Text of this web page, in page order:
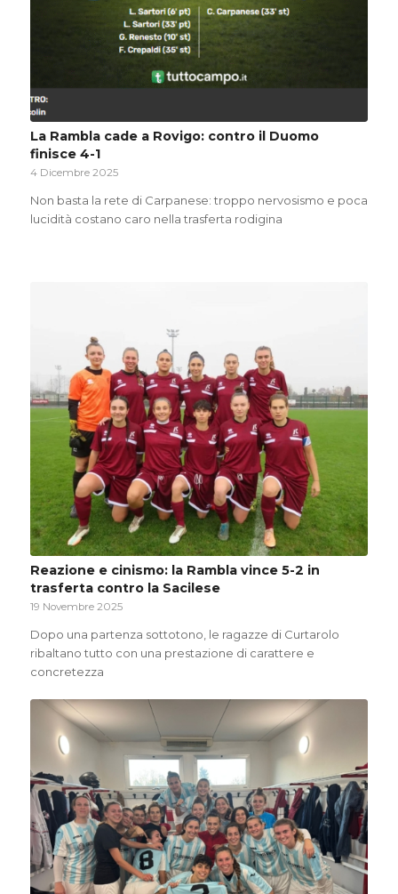
La Rambla cade a Rovigo: contro il Duomo
finisce 4-1
4 Dicembre 2025
Non basta la rete di Carpanese: troppo nervosismo e poca
lucidità costano caro nella trasferta rodigina
Reazione e cinismo: la Rambla vince 5-2 in
trasferta contro la Sacilese
19 Novembre 2025
Dopo una partenza sottotono, le ragazze di Curtarolo
ribaltano tutto con una prestazione di carattere e
concretezza